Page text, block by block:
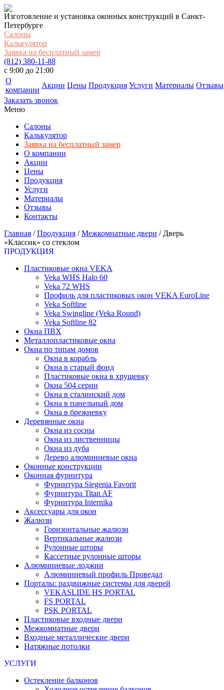
Изготовление и установка оконных конструкций в Санкт-
Петербурге
Салоны
Калькулятор
Заявка на бесплатный замер
(812) 380-11-88
c 9:00 до 21:00
О
компании
Акции Цены Продукция Услуги Материалы Отзывы
Заказать звонок
Меню
Салоны
Калькулятор
Заявка на бесплатный замер
О компании
Акции
Цены
Продукция
Услуги
Материалы
Отзывы
Контакты
Главная /Продукция /Межкомнатные двери / Дверь
«Классик» со стеклом
ПРОДУКЦИЯ
Пластиковые окна VEKA
Veka WHS Halo 60
Veka 72 WHS
Профиль для пластиковых окон VEKA EuroLine
Veka Softline
Veka Swingline (Veka Round)
Veka Softline 82
Окна ПВХ
Металлопластиковые окна
Окна по типам домов
Окна в корабль
Окна в старый фонд
Пластиковые окна в хрущевку
Окна 504 серии
Окна в сталинский дом
Окна в панельный дом
Окна в брежневку
Деревянные окна
Окна из сосны
Окна из лиственницы
Окна из дуба
Дерево алюминиевые окна
Оконные конструкции
Оконная фурнитура
Фурнитура Siegenia Favorit
Фурнитура Titan AF
Фурнитура Internika
Аксессуары для окон
Жалюзи
Горизонтальные жалюзи
Вертикальные жалюзи
Рулонные шторы
Кассетные рулонные шторы
Алюминиевые лоджии
Алюминиевый профиль Проведал
Порталы: раздвижные системы для дверей
VEKASLIDE HS PORTAL
FS PORTAL
PSK PORTAL
Пластиковые входные двери
Межкомнатные двери
Входные металлические двери
Натяжные потолки
УСЛУГИ
Остекление балконов